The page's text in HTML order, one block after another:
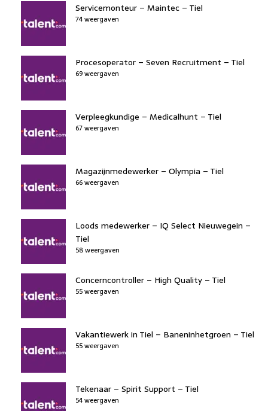
Servicemonteur – Maintec – Tiel
74 weergaven
Procesoperator – Seven Recruitment – Tiel
69 weergaven
Verpleegkundige – Medicalhunt – Tiel
67 weergaven
Magazijnmedewerker – Olympia – Tiel
66 weergaven
Loods medewerker – IQ Select Nieuwegein –
Tiel
58 weergaven
Concerncontroller – High Quality – Tiel
55 weergaven
Vakantiewerk in Tiel – Baneninhetgroen – Tiel
55 weergaven
Tekenaar – Spirit Support – Tiel
54 weergaven